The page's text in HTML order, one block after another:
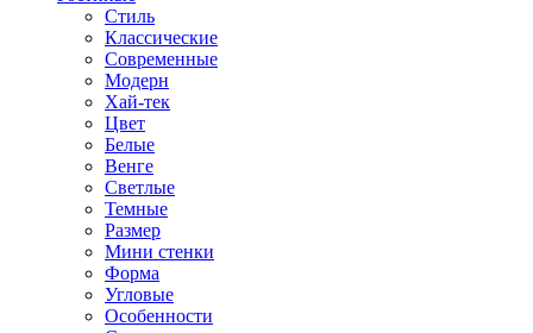
Стиль
Классические
Современные
Модерн
Хай-тек
Цвет
Белые
Венге
Светлые
Темные
Размер
Мини стенки
Форма
Угловые
Особенности